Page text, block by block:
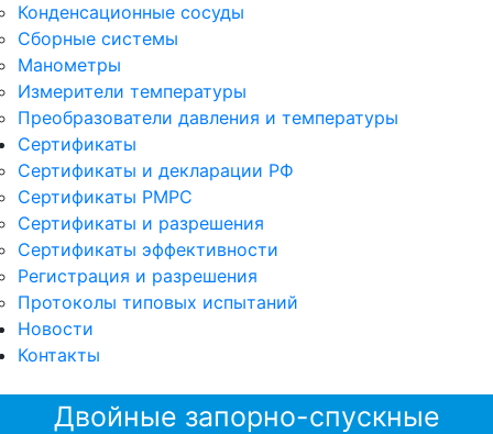
Конденсационные сосуды
Сборные системы
Манометры
Измерители температуры
Преобразователи давления и температуры
Сертификаты
Сертификаты и декларации РФ
Сертификаты РМРС
Сертификаты и разрешения
Сертификаты эффективности
Регистрация и разрешения
Протоколы типовых испытаний
Новости
Контакты
Двойные запорно-спускные